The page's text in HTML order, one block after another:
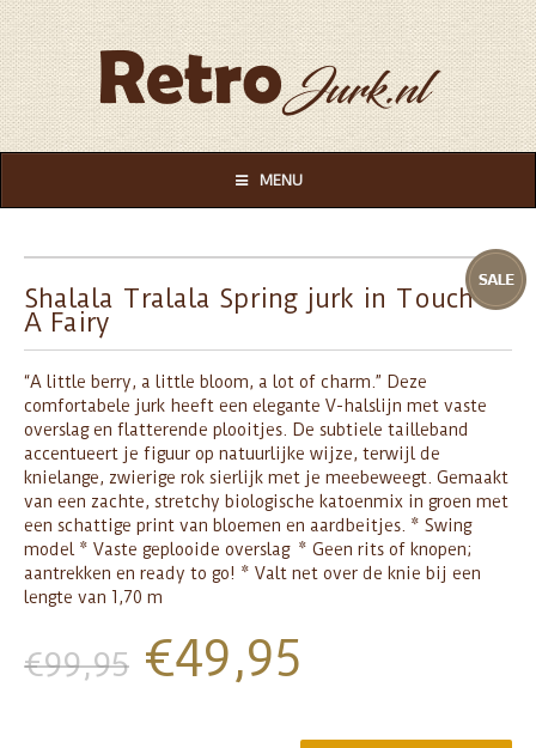
MENU
Shalala Tralala Spring jurk in Touch Of
A Fairy
“A little berry, a little bloom, a lot of charm.” Deze
comfortabele jurk heeft een elegante V-halslijn met vaste
overslag en flatterende plooitjes. De subtiele tailleband
accentueert je figuur op natuurlijke wijze, terwijl de
knielange, zwierige rok sierlijk met je meebeweegt. Gemaakt
van een zachte, stretchy biologische katoenmix in groen met
een schattige print van bloemen en aardbeitjes. * Swing
model * Vaste geplooide overslag * Geen rits of knopen;
aantrekken en ready to go! * Valt net over de knie bij een
lengte van 1,70 m
€99,95 €49,95